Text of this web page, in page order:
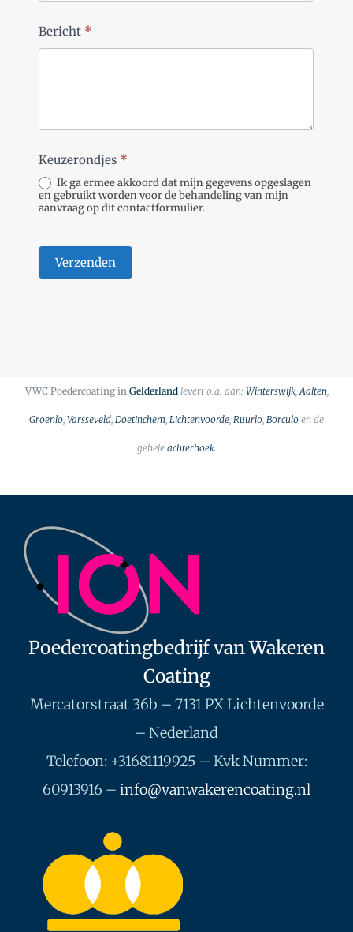
Bericht *
Keuzerondjes *
Ik ga ermee akkoord dat mijn gegevens opgeslagen
en gebruikt worden voor de behandeling van mijn
aanvraag op dit contactformulier.
Verzenden
VWC Poedercoating in Gelderland levert o.a. aan: Winterswijk,Aalten,
Groenlo, Varsseveld, Doetinchem, Lichtenvoorde, Ruurlo, Borculo en de
geheleachterhoek.
Poedercoatingbedrijf van Wakeren
Coating
Mercatorstraat 36b – 7131 PX Lichtenvoorde
– Nederland
Telefoon: +31681119925 – Kvk Nummer:
60913916 – info@vanwakerencoating.nl